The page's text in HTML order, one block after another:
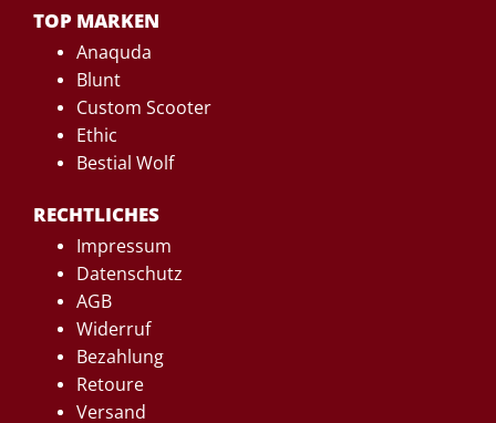
TOP MARKEN
Anaquda
Blunt
Custom Scooter
Ethic
Bestial Wolf
RECHTLICHES
Impressum
Datenschutz
AGB
Widerruf
Bezahlung
Retoure
Versand